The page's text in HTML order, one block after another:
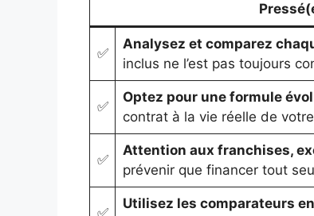
✅
Analysez et comparez
inclus ne l’est pas toujours
✅
Optez pour une formule
contrat à la vie réelle de
✅
Attention aux franchises,
prévenir que financer tout
✅
Utilisez les comparateurs